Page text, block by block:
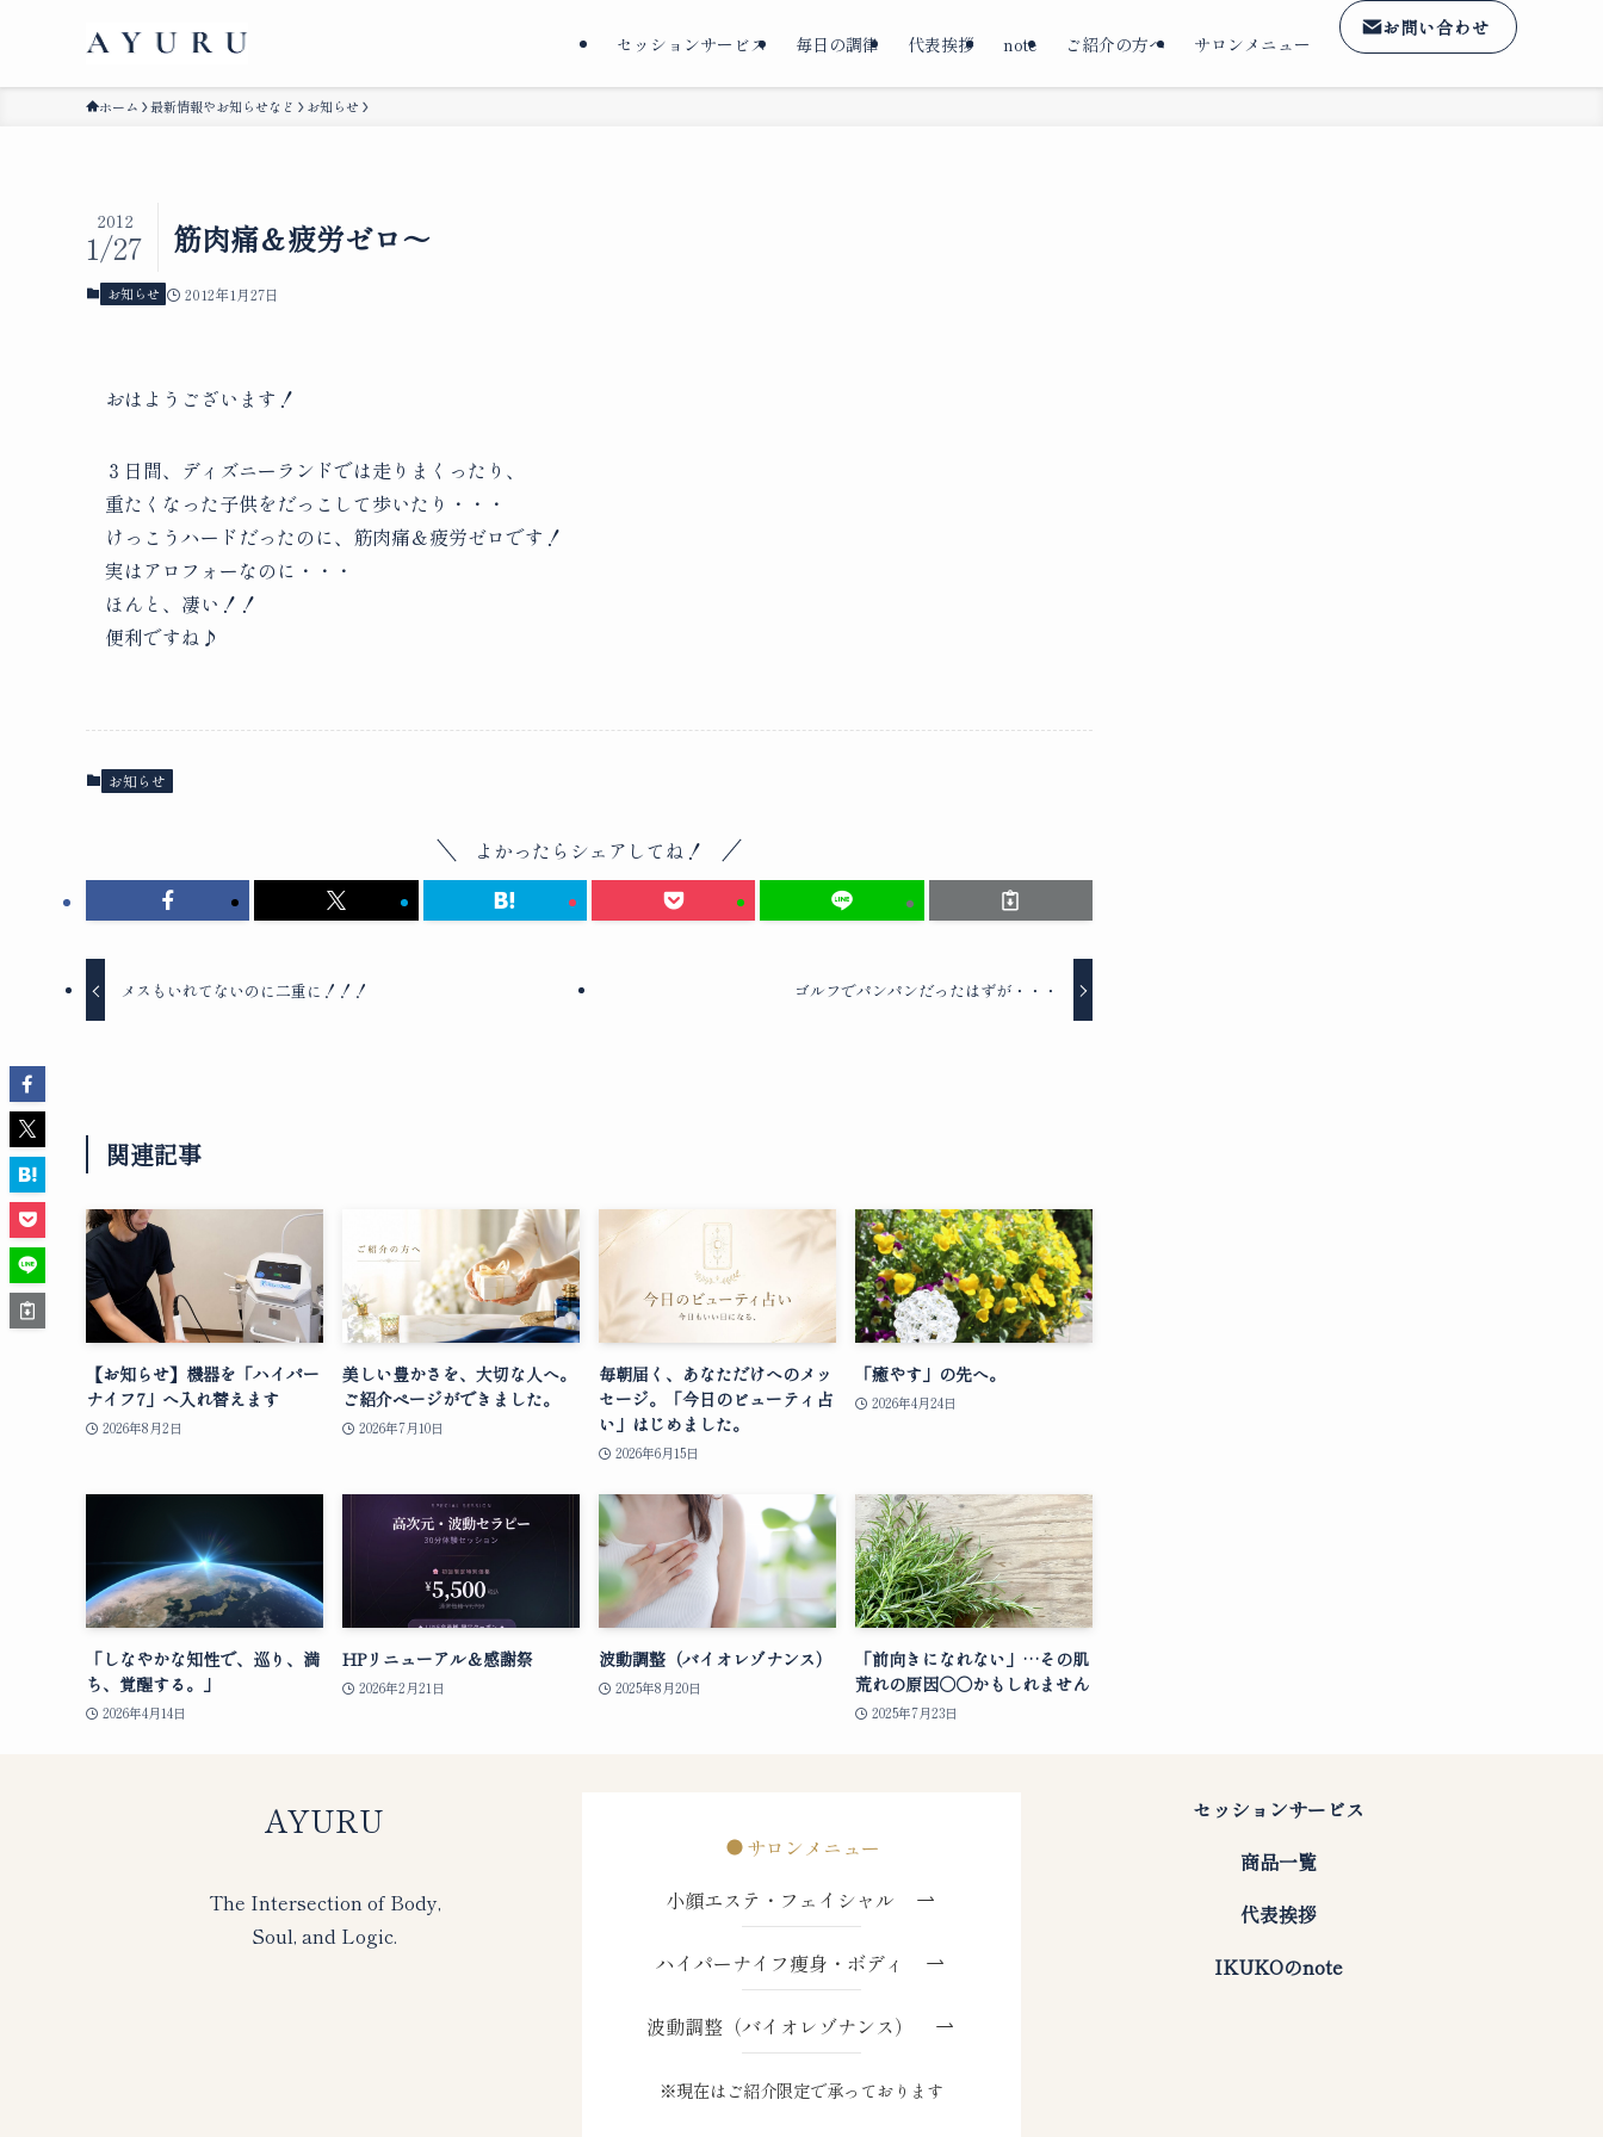
セッションサービス 毎日の調律 代表挨拶 note ご紹介の方へ サロンメニュー
お問い合わせ
ホーム 最新情報やお知らせなど お知らせ
筋肉痛＆疲労ゼロ～
2012
1/27
お知らせ 2012年1月27日
おはようございます！
３日間、ディズニーランドでは走りまくったり、
重たくなった子供をだっこして歩いたり・・・
けっこうハードだったのに、筋肉痛＆疲労ゼロです！
実はアロフォーなのに・・・
ほんと、凄い！！
便利ですね♪
お知らせ
よかったらシェアしてね！
メスもいれてないのに二重に！！！ ゴルフでパンパンだったはずが・・・
関連記事
【お知らせ】機器を「ハイパー
ナイフ7」へ入れ替えます
2026年8月2日
美しい豊かさを、大切な人へ。
ご紹介ページができました。
2026年7月10日
毎朝届く、あなただけへのメッ
セージ。「今日のビューティ占
い」はじめました。
2026年6月15日
「癒やす」の先へ。
2026年4月24日
「しなやかな知性で、巡り、満
ち、覚醒する。」
2026年4月14日
HPリニューアル＆感謝祭
2026年2月21日
波動調整（バイオレゾナンス）
2025年8月20日
「前向きになれない」…その肌
荒れの原因○○かもしれません
2025年7月23日
AYURU
The Intersection of Body,
Soul, and Logic.
サロンメニュー
小顔エステ・フェイシャル
ハイパーナイフ痩身・ボディ
波動調整（バイオレゾナンス）
※現在はご紹介限定で承っております
セッションサービス
商品一覧
代表挨拶
IKUKOのnote